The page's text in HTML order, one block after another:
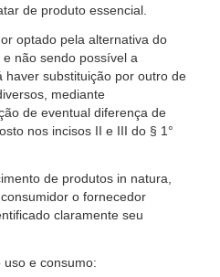
de produto essencial.
optado pela alternativa do
não sendo possível a
haver substituição por outro de
mediante
de eventual diferença de
nos incisos II e III do § 1°
de produtos in natura,
o fornecedor
claramente seu
e consumo: